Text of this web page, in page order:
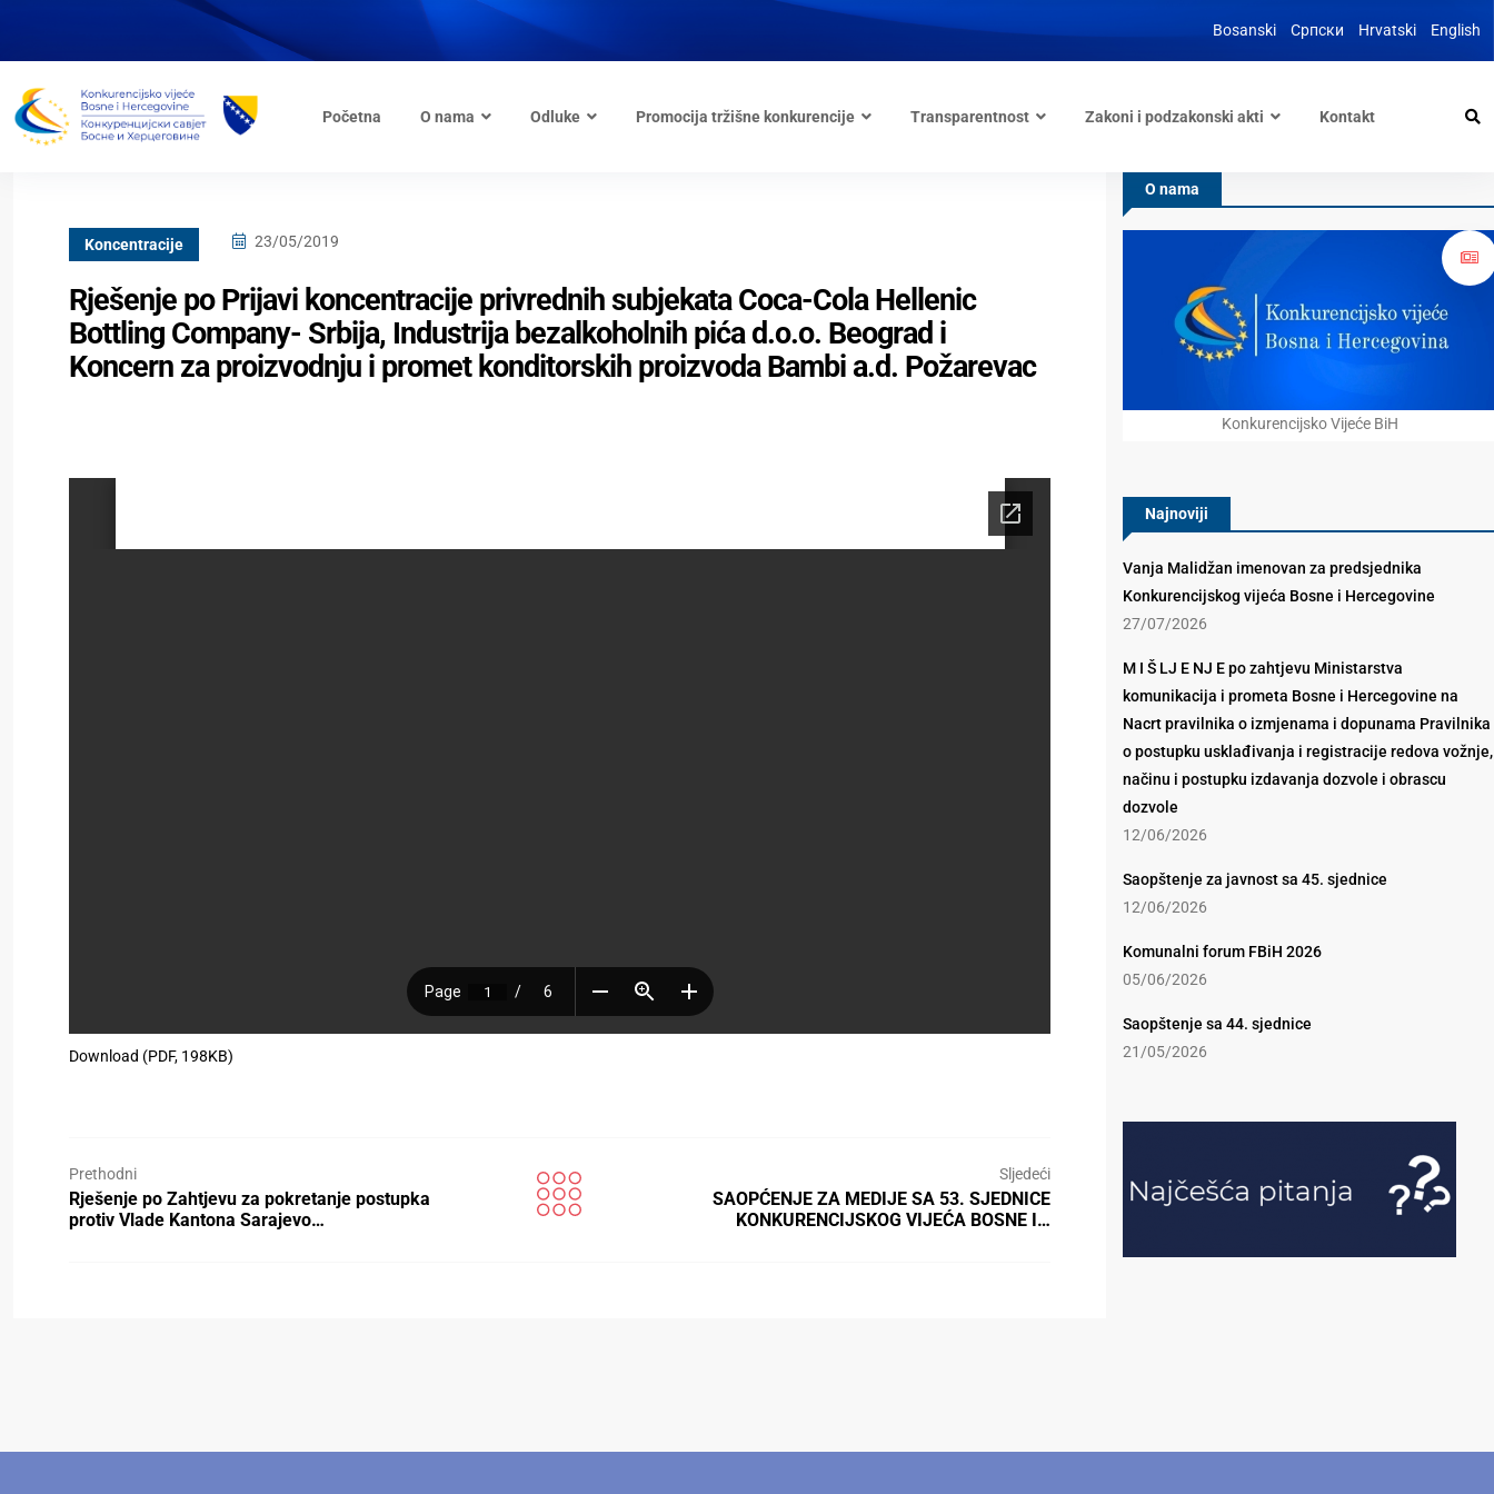
Bosanski Српски Hrvatski English
Početna O nama Odluke Promocija tržišne konkurencije Transparentnost Zakoni i podzakonski akti Kontakt
Koncentracije 23/05/2019
Rješenje po Prijavi koncentracije privrednih subjekata Coca-Cola Hellenic
Bottling Company- Srbija, Industrija bezalkoholnih pića d.o.o. Beograd i
Koncern za proizvodnju i promet konditorskih proizvoda Bambi a.d. Požarevac
Download (PDF, 198KB)
Prethodni
Rješenje po Zahtjevu za pokretanje postupka
protiv Vlade Kantona Sarajevo…
Sljedeći
SAOPĆENJE ZA MEDIJE SA 53. SJEDNICE
KONKURENCIJSKOG VIJEĆA BOSNE I…
O nama
Konkurencijsko Vijeće BiH
Najnoviji
Vanja Malidžan imenovan za predsjednika
Konkurencijskog vijeća Bosne i Hercegovine
27/07/2026
M I Š LJ E NJ E po zahtjevu Ministarstva
komunikacija i prometa Bosne i Hercegovine na
Nacrt pravilnika o izmjenama i dopunama Pravilnika
o postupku usklađivanja i registracije redova vožnje,
načinu i postupku izdavanja dozvole i obrascu
dozvole
12/06/2026
Saopštenje za javnost sa 45. sjednice
12/06/2026
Komunalni forum FBiH 2026
05/06/2026
Saopštenje sa 44. sjednice
21/05/2026